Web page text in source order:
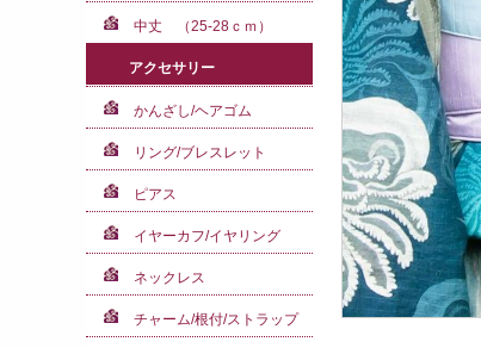
中丈 （25-28ｃｍ）
アクセサリー
かんざし/ヘアゴム
リング/ブレスレット
ピアス
イヤーカフ/イヤリング
ネックレス
チャーム/根付/ストラップ